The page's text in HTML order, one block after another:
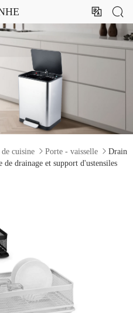
 
cuisine  Porte - vaisselle  Drain
de drainage et support d'ustensiles